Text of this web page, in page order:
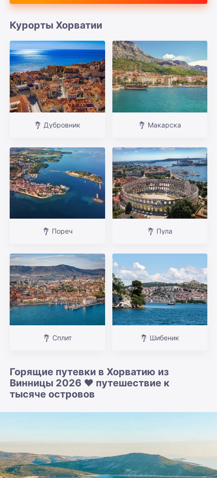
Курорты Хорватии
Дубровник Макарска
Пореч Пула
Сплит Шибеник
Горящие путевки в Хорватию из
Винницы 2026 ❤️ путешествие к
тысяче островов